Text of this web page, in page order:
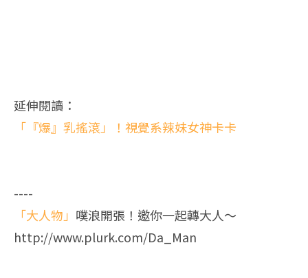
延伸閱讀：
「『爆』乳搖滾」！視覺系辣妹女神卡卡
----
「大人物」 噗浪開張！邀你一起轉大人～
http://www.plurk.com/Da_Man